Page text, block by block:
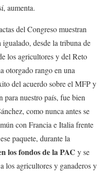
aumenta.
del Congreso muestran
desde la tribuna de
los agricultores y del Reto
otorgado rango en una
del acuerdo sobre el MFP y
para nuestro país, fue bien
como nunca antes se
con Francia e Italia frente
paquete, durante la
los fondos de la PAC y se
los agricultores y ganaderos y